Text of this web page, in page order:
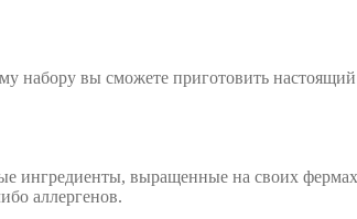
набору вы сможете приготовить
ингредиенты, выращенные на своих фермах
аллергенов.